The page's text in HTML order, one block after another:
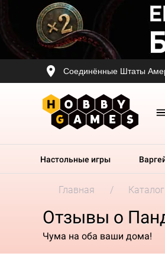
Соединённые Штаты
Настольные игры
Главная Каталог
Отзывы о
Чума на оба ваши дома!